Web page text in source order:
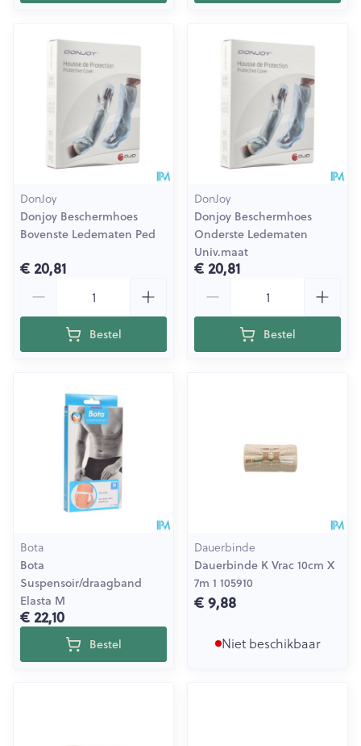
DonJoy
Donjoy Beschermhoes
Bovenste Ledematen Ped
€ 20,81
Bestel
DonJoy
Donjoy Beschermhoes
Onderste Ledematen
Univ.maat
€ 20,81
Bestel
Bota
Bota
Suspensoir/draagband
Elasta M
€ 22,10
Bestel
Dauerbinde
Dauerbinde K Vrac 10cm X
7m 1 105910
€ 9,88
Niet beschikbaar